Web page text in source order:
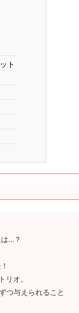
ト
…？
リオ。
つ与えられること